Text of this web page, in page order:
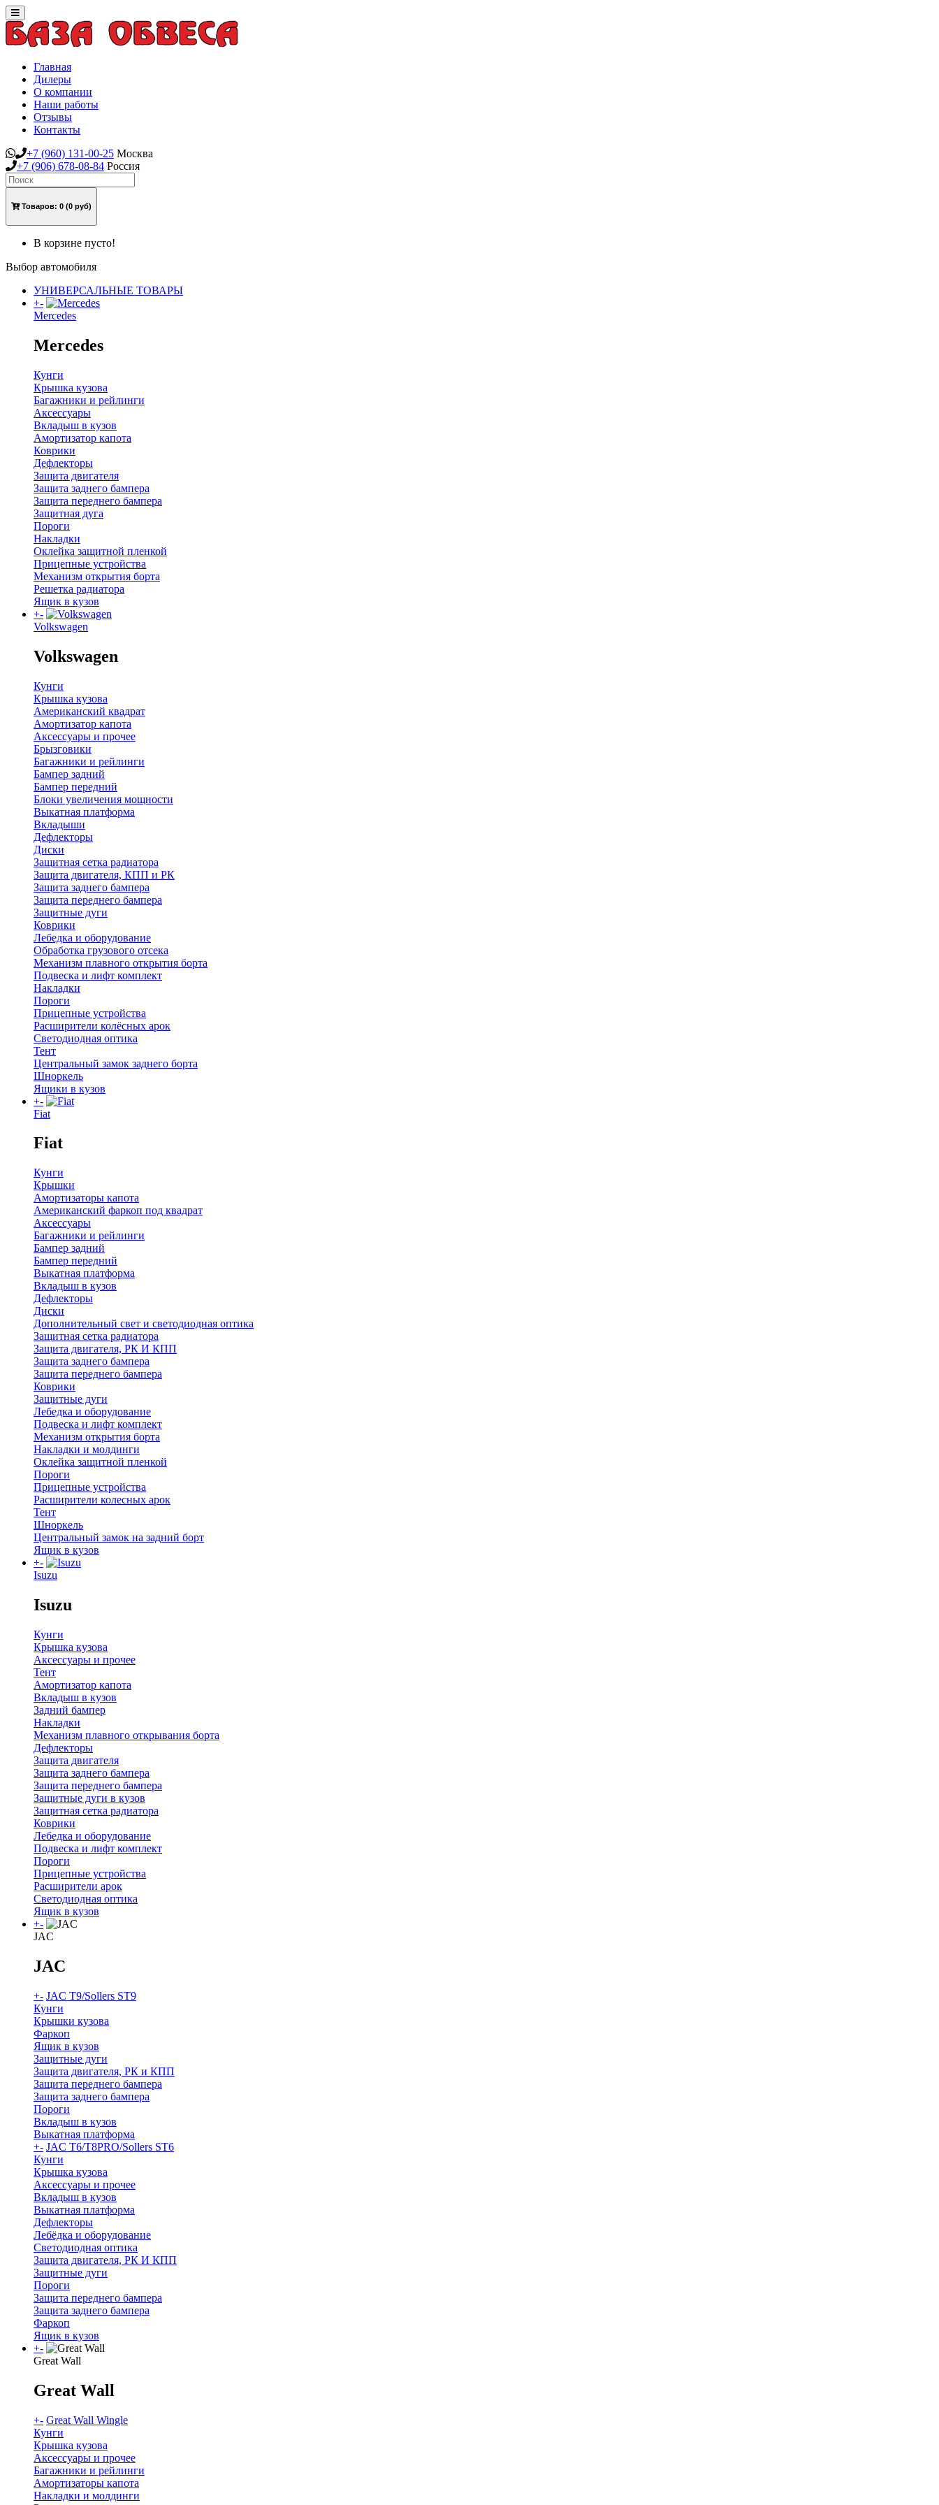
Toggle
navigation
Главная
Дилеры
О компании
Наши работы
Отзывы
Контакты
+7 (960) 131-00-25 Москва
+7 (906) 678-08-84 Россия
Товаров: 0 (0 руб)
В корзине пусто!
Выбор автомобиля
УНИВЕРСАЛЬНЫЕ ТОВАРЫ
+-
Mercedes
Mercedes
Кунги
Крышка кузова
Багажники и рейлинги
Аксессуары
Вкладыш в кузов
Амортизатор капота
Коврики
Дефлекторы
Защита двигателя
Защита заднего бампера
Защита переднего бампера
Защитная дуга
Пороги
Накладки
Оклейка защитной пленкой
Прицепные устройства
Механизм открытия борта
Решетка радиатора
Ящик в кузов
+-
Volkswagen
Volkswagen
Кунги
Крышка кузова
Американский квадрат
Амортизатор капота
Аксессуары и прочее
Брызговики
Багажники и рейлинги
Бампер задний
Бампер передний
Блоки увеличения мощности
Выкатная платформа
Вкладыши
Дефлекторы
Диски
Защитная сетка радиатора
Защита двигателя, КПП и РК
Защита заднего бампера
Защита переднего бампера
Защитные дуги
Коврики
Лебедка и оборудование
Обработка грузового отсека
Механизм плавного открытия борта
Подвеска и лифт комплект
Накладки
Пороги
Прицепные устройства
Расширители колёсных арок
Светодиодная оптика
Тент
Центральный замок заднего борта
Шноркель
Ящики в кузов
+-
Fiat
Fiat
Кунги
Крышки
Амортизаторы капота
Американский фаркоп под квадрат
Аксессуары
Багажники и рейлинги
Бампер задний
Бампер передний
Выкатная платформа
Вкладыш в кузов
Дефлекторы
Диски
Дополнительный свет и светодиодная оптика
Защитная сетка радиатора
Защита двигателя, РК И КПП
Защита заднего бампера
Защита переднего бампера
Коврики
Защитные дуги
Лебедка и оборудование
Подвеска и лифт комплект
Механизм открытия борта
Накладки и молдинги
Оклейка защитной пленкой
Пороги
Прицепные устройства
Расширители колесных арок
Тент
Шноркель
Центральный замок на задний борт
Ящик в кузов
+-
Isuzu
Isuzu
Кунги
Крышка кузова
Аксессуары и прочее
Тент
Амортизатор капота
Вкладыш в кузов
Задний бампер
Накладки
Механизм плавного открывания борта
Дефлекторы
Защита двигателя
Защита заднего бампера
Защита переднего бампера
Защитные дуги в кузов
Защитная сетка радиатора
Коврики
Лебедка и оборудование
Подвеска и лифт комплект
Пороги
Прицепные устройства
Расширители арок
Светодиодная оптика
Ящик в кузов
+-
JAC
JAC
+- JAC T9/Sollers ST9
Кунги
Крышки кузова
Фаркоп
Ящик в кузов
Защитные дуги
Защита двигателя, РК и КПП
Защита переднего бампера
Защита заднего бампера
Пороги
Вкладыш в кузов
Выкатная платформа
+- JAC T6/T8PRO/Sollers ST6
Кунги
Крышка кузова
Аксессуары и прочее
Вкладыш в кузов
Выкатная платформа
Дефлекторы
Лебёдка и оборудование
Светодиодная оптика
Защита двигателя, РК И КПП
Защитные дуги
Пороги
Защита переднего бампера
Защита заднего бампера
Фаркоп
Ящик в кузов
+-
Great Wall
Great Wall
+- Great Wall Wingle
Кунги
Крышка кузова
Аксессуары и прочее
Багажники и рейлинги
Амортизаторы капота
Накладки и молдинги